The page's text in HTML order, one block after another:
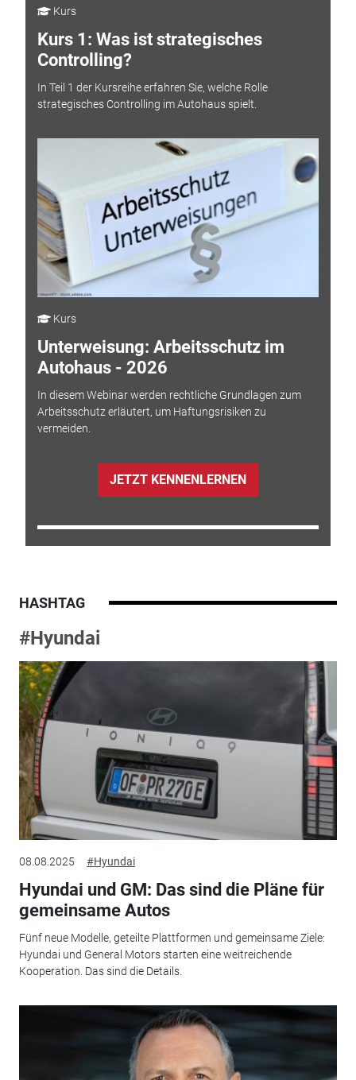
Kurs
Kurs 1: Was ist strategisches
Controlling?
In Teil 1 der Kursreihe erfahren Sie, welche Rolle
strategisches Controlling im Autohaus spielt.
Kurs
Unterweisung: Arbeitsschutz im
Autohaus - 2026
In diesem Webinar werden rechtliche Grundlagen zum
Arbeitsschutz erläutert, um Haftungsrisiken zu
vermeiden.
JETZT KENNENLERNEN
HASHTAG
#Hyundai
08.08.2025 #Hyundai
Hyundai und GM: Das sind die Pläne für
gemeinsame Autos
Fünf neue Modelle, geteilte Plattformen und gemeinsame Ziele:
Hyundai und General Motors starten eine weitreichende
Kooperation. Das sind die Details.